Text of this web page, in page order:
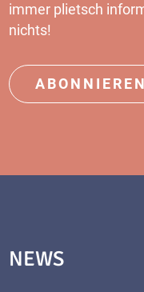
immer plietsch
nichts!
ABONNIEREN
NEWS